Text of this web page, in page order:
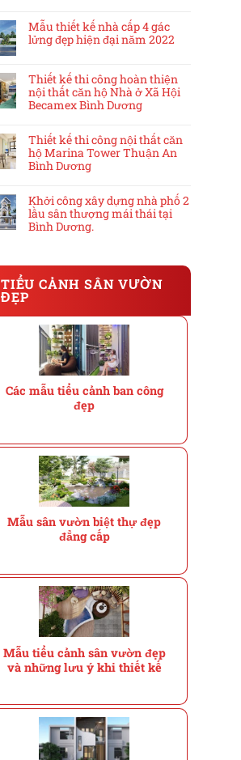
Mẫu thiết kế nhà cấp 4 gác
lửng đẹp hiện đại năm 2022
Thiết kế thi công hoàn thiện
nội thất căn hộ Nhà ở Xã Hội
Becamex Bình Dương
Thiết kế thi công nội thất căn
hộ Marina Tower Thuận An
Bình Dương
Khởi công xây dựng nhà phố 2
lầu sân thượng mái thái tại
Bình Dương.
TIỂU CẢNH SÂN VƯỜN
ĐẸP
Các mẫu tiểu cảnh ban công
đẹp
Mẫu sân vườn biệt thự đẹp
đẳng cấp
Mẫu tiểu cảnh sân vườn đẹp
và những lưu ý khi thiết kế